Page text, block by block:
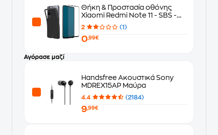
Θήκη & Προστασία οθόνης
Xiaomi Redmi Note 11 - SBS -
Μαύρο
2 (1)
0,99€
Αγόρασε μαζί
Handsfree Ακουστικά Sony
MDREX15AP Μαύρα
4.4 (2184)
9,99€